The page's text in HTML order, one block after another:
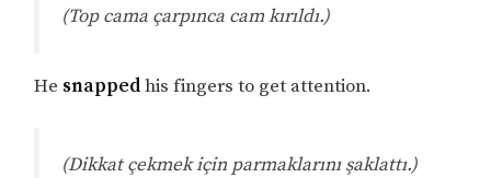
(Top cama çarpınca cam kırıldı.)
He snappedhis fingers to get attention.
(Dikkat çekmek için parmaklarını şaklattı.)